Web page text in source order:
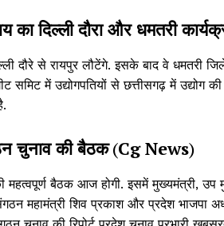
का दिल्ली दौरा और धमतरी
दौरे से रायपुर लौटेंगे. इसके बाद वे धमतरी
समिट में उद्योगपतियों से छत्तीसगढ़ में
चुनाव की बैठक(Cg News)
महत्वपूर्ण बैठक आज होगी. इसमें मुख्यमंत्री,
महामंत्री शिव प्रकाश और प्रदेश